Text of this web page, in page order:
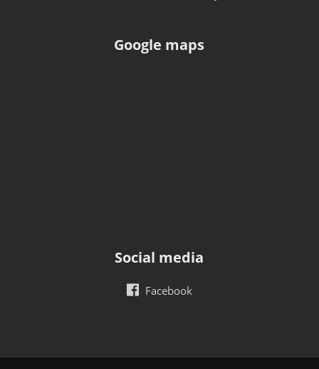
Google maps
Social media
Facebook